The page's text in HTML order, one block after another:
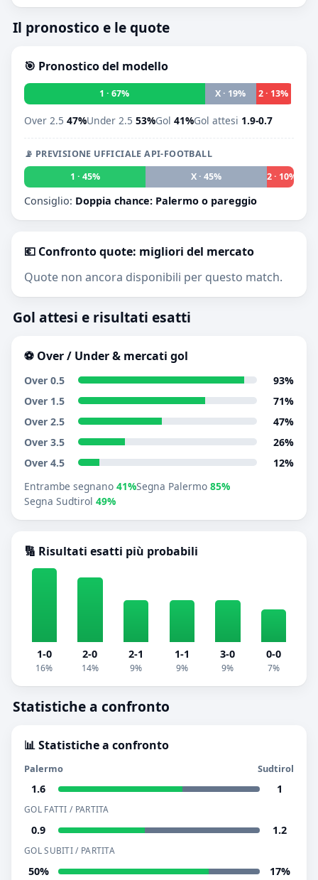
Il pronostico e le quote
🎯 Pronostico del modello
1 · 67% X · 19% 2 · 13%
Over 2.5 47%Under 2.5 53%Gol 41%Gol attesi 1.9-0.7
📡 PREVISIONE UFFICIALE API-FOOTBALL
1 · 45%
X · 45% 2 · 10%
Consiglio: Doppia chance: Palermo o pareggio
💶 Confronto quote: migliori del mercato
Quote non ancora disponibili per questo match.
Gol attesi e risultati esatti
⚽ Over / Under & mercati gol
Over 0.5
93%
Over 1.5
71%
Over 2.5
47%
Over 3.5
26%
Over 4.5
12%
Entrambe segnano 41%Segna Palermo 85%
Segna Sudtirol 49%
🔢 Risultati esatti più probabili
1-0
16%
2-0
14%
2-1
9%
1-1
9%
3-0
9%
0-0
7%
Statistiche a confronto
📊 Statistiche a confronto
Palermo Sudtirol
1.6 1
GOL FATTI / PARTITA
0.9 1.2
GOL SUBITI / PARTITA
50% 17%